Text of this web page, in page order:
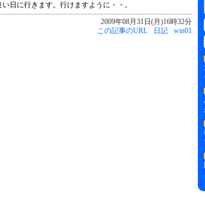
日に行きます。行けますように・・。
2009年08月31日(月)16時32分
この記事のURL
日記 win01